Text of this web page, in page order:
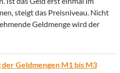
steigt das Preisniveau. Nicht
Geldmenge wird der
Geldmengen M1 bis M3